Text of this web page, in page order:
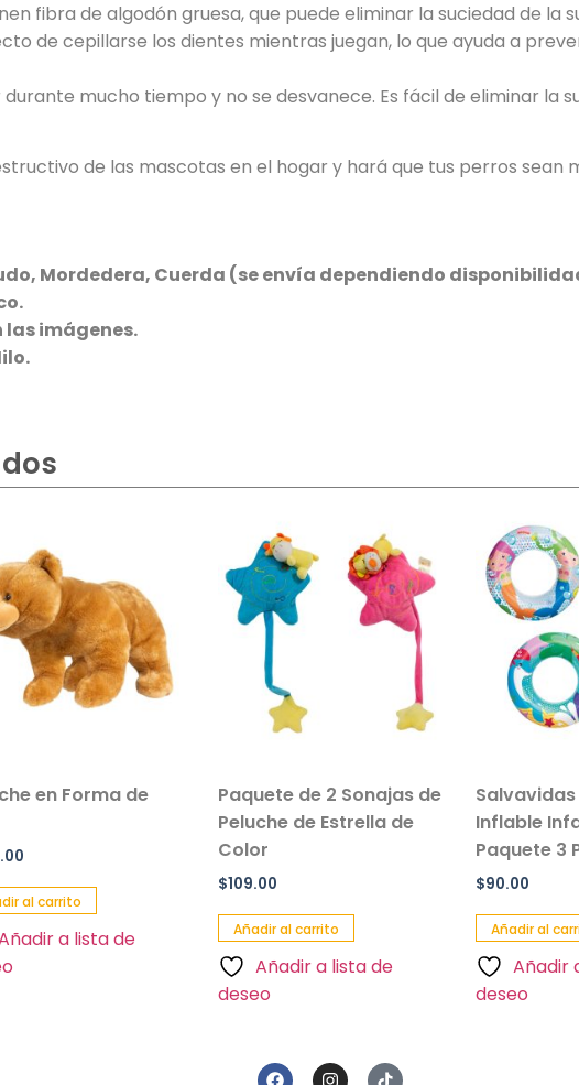
fibra de algodón gruesa, que puede eliminar la suciedad de la
de cepillarse los dientes mientras juegan, lo que ayuda a
mucho tiempo y no se desvanece. Es fácil de eliminar la
de las mascotas en el hogar y hará que tus perros sean
Mordedera, Cuerda (se envía dependiendo
las imágenes.
en Forma de
al carrito
a lista de
Paquete de 2 Sonajas de
Peluche de Estrella de
Color
$109.00
Añadir al carrito
Añadir a lista de
deseo
Inflable
Paquete 3
$90.00
Añadir al
Añadir
deseo